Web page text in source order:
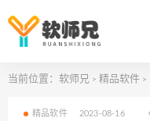
当前位置： 软师兄 > 精品软件 >
精品软件 2023-08-16